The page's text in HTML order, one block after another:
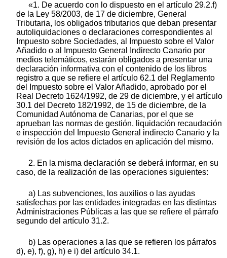
«1. De acuerdo con lo dispuesto en el artículo 29.2.f)
de la Ley 58/2003, de 17 de diciembre, General
Tributaria, los obligados tributarios que deban presentar
autoliquidaciones o declaraciones correspondientes al
Impuesto sobre Sociedades, al Impuesto sobre el Valor
Añadido o al Impuesto General Indirecto Canario por
medios telemáticos, estarán obligados a presentar una
declaración informativa con el contenido de los libros
registro a que se refiere el artículo 62.1 del Reglamento
del Impuesto sobre el Valor Añadido, aprobado por el
Real Decreto 1624/1992, de 29 de diciembre, y el artículo
30.1 del Decreto 182/1992, de 15 de diciembre, de la
Comunidad Autónoma de Canarias, por el que se
aprueban las normas de gestión, liquidación recaudación
e inspección del Impuesto General indirecto Canario y la
revisión de los actos dictados en aplicación del mismo.
2. En la misma declaración se deberá informar, en su
caso, de la realización de las operaciones siguientes:
a) Las subvenciones, los auxilios o las ayudas
satisfechas por las entidades integradas en las distintas
Administraciones Públicas a las que se refiere el párrafo
segundo del artículo 31.2.
b) Las operaciones a las que se refieren los párrafos
d), e), f), g), h) e i) del artículo 34.1.